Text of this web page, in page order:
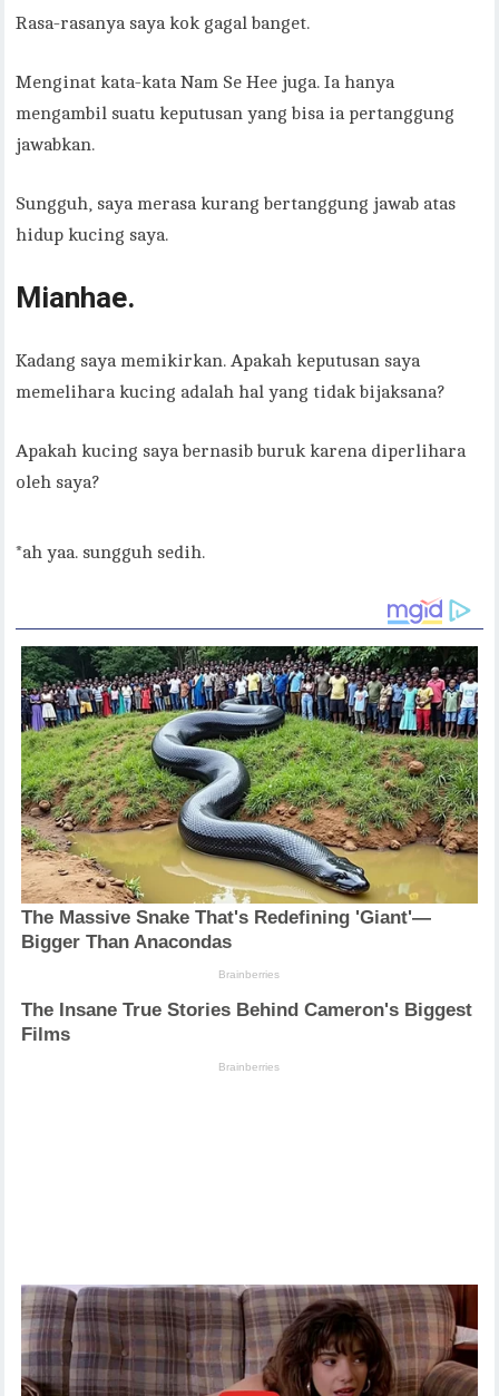
Rasa-rasanya saya kok gagal banget.
Menginat kata-kata Nam Se Hee juga. Ia hanya
mengambil suatu keputusan yang bisa ia pertanggung
jawabkan.
Sungguh, saya merasa kurang bertanggung jawab atas
hidup kucing saya.
Mianhae.
Kadang saya memikirkan. Apakah keputusan saya
memelihara kucing adalah hal yang tidak bijaksana?
Apakah kucing saya bernasib buruk karena diperlihara
oleh saya?
*ah yaa. sungguh sedih.